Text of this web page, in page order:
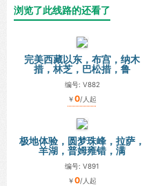
浏览了此线路的还看了
完美西藏以东，布宫，纳木
措，林芝，巴松措，鲁
编号: V882
￥0/人起
极地体验，圆梦珠峰，拉萨，
羊湖，普姆雍错，满
编号: V891
￥0/人起